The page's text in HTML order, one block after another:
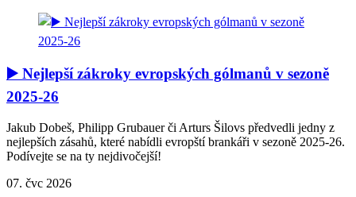
▶️ Nejlepší zákroky evropských gólmanů v sezoně
2025-26
Jakub Dobeš, Philipp Grubauer či Arturs Šilovs předvedli jedny z
nejlepších zásahů, které nabídli evropští brankáři v sezoně 2025-26.
Podívejte se na ty nejdivočejší!
07. čvc 2026